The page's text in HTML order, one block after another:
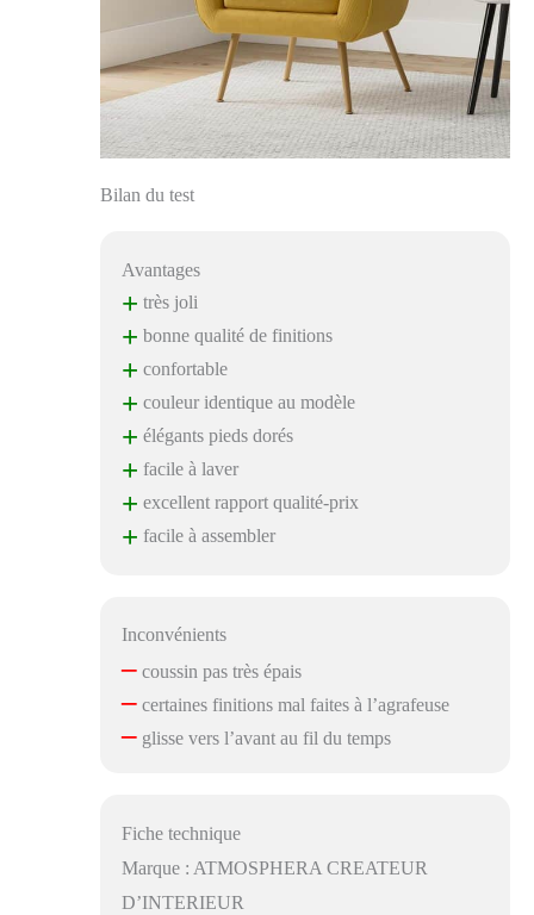
Bilan du test
Avantages
+ très joli
+ bonne qualité de finitions
+ confortable
+ couleur identique au modèle
+ élégants pieds dorés
+ facile à laver
+ excellent rapport qualité-prix
+ facile à assembler
Inconvénients
–coussin pas très épais
–certaines finitions mal faites à l’agrafeuse
–glisse vers l’avant au fil du temps
Fiche technique
Marque : ATMOSPHERA CREATEUR
D’INTERIEUR